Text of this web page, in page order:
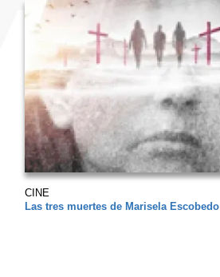
CINE
Las tres muertes de Marisela Escobedo